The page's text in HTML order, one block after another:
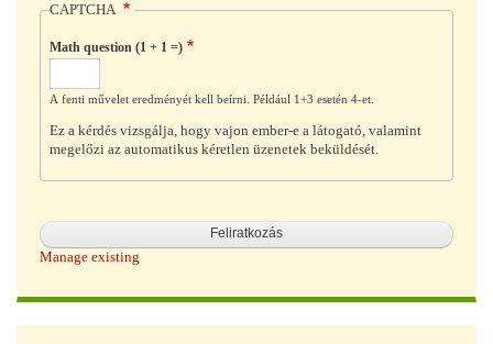
CAPTCHA
Math question (1 + 1 =)
A fenti művelet eredményét kell beírni. Például 1+3 esetén 4-et.
Ez a kérdés vizsgálja, hogy vajon ember-e a látogató, valamint
megelőzi az automatikus kéretlen üzenetek beküldését.
Manage existing